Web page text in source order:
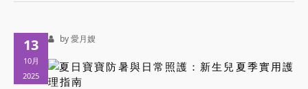
13
10月
2025
by 愛月嫂